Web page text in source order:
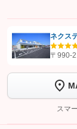
【STEP1】
認証画
トーク画
完了して
ネクス
〒990-
スマ